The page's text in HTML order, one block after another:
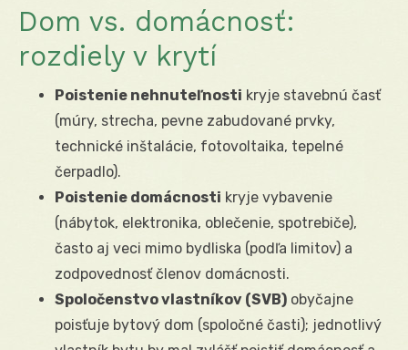
Dom vs. domácnosť:
rozdiely v krytí
Poistenie nehnuteľnosti kryje stavebnú časť
(múry, strecha, pevne zabudované prvky,
technické inštalácie, fotovoltaika, tepelné
čerpadlo).
Poistenie domácnosti kryje vybavenie
(nábytok, elektronika, oblečenie, spotrebiče),
často aj veci mimo bydliska (podľa limitov) a
zodpovednosť členov domácnosti.
Spoločenstvo vlastníkov (SVB) obyčajne
poisťuje bytový dom (spoločné časti); jednotlivý